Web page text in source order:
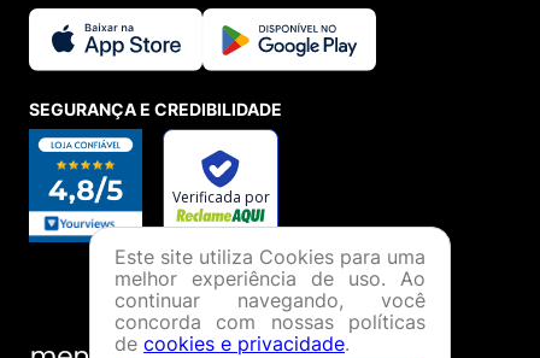
SEGURANÇA E CREDIBILIDADE
Este site utiliza Cookies para uma
melhor experiência de uso. Ao
continuar navegando, você
concorda com nossas políticas
de cookies e privacidade.